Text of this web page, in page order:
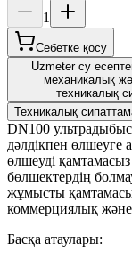
1
Себетке қосу
Uzmeter су
механикалық
техникалық
Техникалық
DN100
дәлдікпен өлшеуге
өлшеуді
бөлшектердің
жұмысты
коммерциялық және
Басқа атаулары: